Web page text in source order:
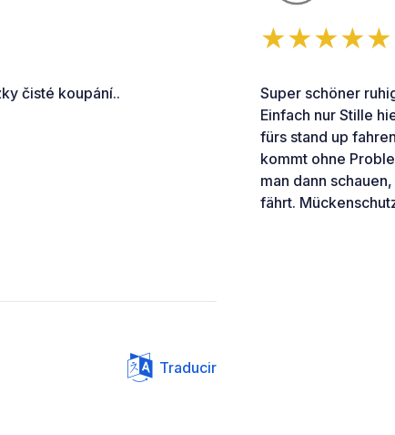
čisté koupání..
Super schöner
Einfach nur Stille
fürs stand up
kommt ohne
man dann
fährt.
Traducir